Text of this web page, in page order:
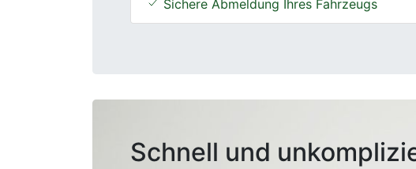
Sichere Abmeldung Ihres Fahrzeugs
Schnell und